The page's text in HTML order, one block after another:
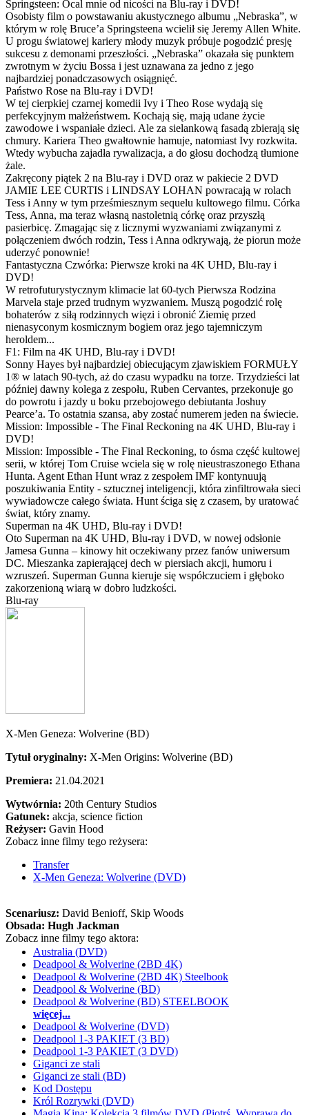
Springsteen: Ocal mnie od nicości na Blu-ray i DVD!
Osobisty film o powstawaniu akustycznego albumu „Nebraska”, w
którym w rolę Bruce’a Springsteena wcielił się Jeremy Allen White.
U progu światowej kariery młody muzyk próbuje pogodzić presję
sukcesu z demonami przeszłości. „Nebraska” okazała się punktem
zwrotnym w życiu Bossa i jest uznawana za jedno z jego
najbardziej ponadczasowych osiągnięć.
Państwo Rose na Blu-ray i DVD!
W tej cierpkiej czarnej komedii Ivy i Theo Rose wydają się
perfekcyjnym małżeństwem. Kochają się, mają udane życie
zawodowe i wspaniałe dzieci. Ale za sielankową fasadą zbierają się
chmury. Kariera Theo gwałtownie hamuje, natomiast Ivy rozkwita.
Wtedy wybucha zajadła rywalizacja, a do głosu dochodzą tłumione
żale.
Zakręcony piątek 2 na Blu-ray i DVD oraz w pakiecie 2 DVD
JAMIE LEE CURTIS i LINDSAY LOHAN powracają w rolach
Tess i Anny w tym prześmiesznym sequelu kultowego filmu. Córka
Tess, Anna, ma teraz własną nastoletnią córkę oraz przyszłą
pasierbicę. Zmagając się z licznymi wyzwaniami związanymi z
połączeniem dwóch rodzin, Tess i Anna odkrywają, że piorun może
uderzyć ponownie!
Fantastyczna Czwórka: Pierwsze kroki na 4K UHD, Blu-ray i
DVD!
W retrofuturystycznym klimacie lat 60-tych Pierwsza Rodzina
Marvela staje przed trudnym wyzwaniem. Muszą pogodzić rolę
bohaterów z siłą rodzinnych więzi i obronić Ziemię przed
nienasyconym kosmicznym bogiem oraz jego tajemniczym
heroldem...
F1: Film na 4K UHD, Blu-ray i DVD!
Sonny Hayes był najbardziej obiecującym zjawiskiem FORMUŁY
1® w latach 90-tych, aż do czasu wypadku na torze. Trzydzieści lat
później dawny kolega z zespołu, Ruben Cervantes, przekonuje go
do powrotu i jazdy u boku przebojowego debiutanta Joshuy
Pearce’a. To ostatnia szansa, aby zostać numerem jeden na świecie.
Mission: Impossible - The Final Reckoning na 4K UHD, Blu-ray i
DVD!
Mission: Impossible - The Final Reckoning, to ósma część kultowej
serii, w której Tom Cruise wciela się w rolę nieustraszonego Ethana
Hunta. Agent Ethan Hunt wraz z zespołem IMF kontynuują
poszukiwania Entity - sztucznej inteligencji, która zinfiltrowała sieci
wywiadowcze całego świata. Hunt ściga się z czasem, by uratować
świat, który znamy.
Superman na 4K UHD, Blu-ray i DVD!
Oto Superman na 4K UHD, Blu-ray i DVD, w nowej odsłonie
Jamesa Gunna – kinowy hit oczekiwany przez fanów uniwersum
DC. Mieszanka zapierającej dech w piersiach akcji, humoru i
wzruszeń. Superman Gunna kieruje się współczuciem i głęboko
zakorzenioną wiarą w dobro ludzkości.
Blu-ray
X-Men Geneza: Wolverine (BD)
Tytuł oryginalny: X-Men Origins: Wolverine (BD)
Premiera: 21.04.2021
Wytwórnia: 20th Century Studios
Gatunek: akcja, science fiction
Reżyser: Gavin Hood
Zobacz inne filmy tego reżysera:
Transfer
X-Men Geneza: Wolverine (DVD)
Scenariusz: David Benioff, Skip Woods
Obsada: Hugh Jackman
Zobacz inne filmy tego aktora:
Australia (DVD)
Deadpool & Wolverine (2BD 4K)
Deadpool & Wolverine (2BD 4K) Steelbook
Deadpool & Wolverine (BD)
Deadpool & Wolverine (BD) STEELBOOK
więcej...
Deadpool & Wolverine (DVD)
Deadpool 1-3 PAKIET (3 BD)
Deadpool 1-3 PAKIET (3 DVD)
Giganci ze stali
Giganci ze stali (BD)
Kod Dostępu
Król Rozrywki (DVD)